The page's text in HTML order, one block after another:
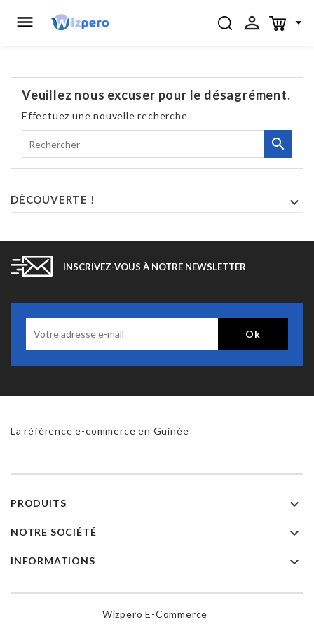
 

Veuillez nous excuser pour le désagrément.
Effectuez une nouvelle recherche

DÉCOUVERTE ! 
INSCRIVEZ-VOUS À NOTRE NEWSLETTER
La référence e-commerce en Guinée
PRODUITS 
NOTRE SOCIÉTÉ 
INFORMATIONS 
Wizpero E-Commerce